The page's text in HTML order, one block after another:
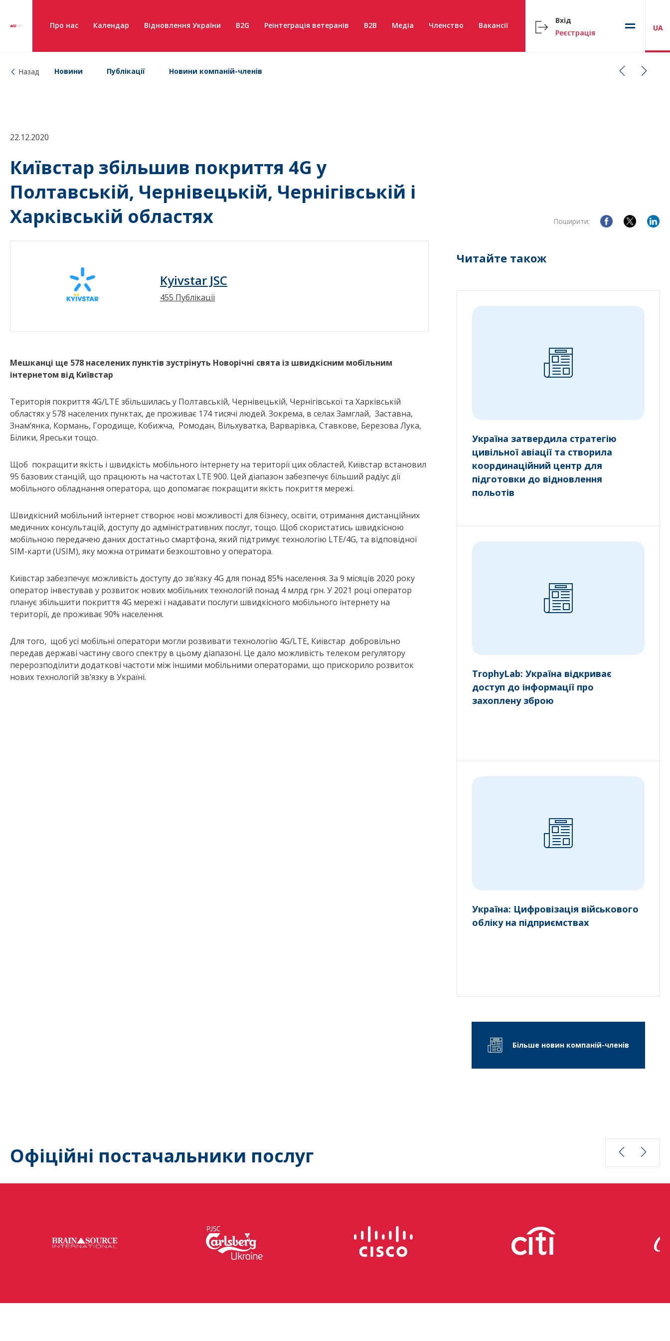
Про нас Календар Відновлення України B2G Реінтеграція ветеранів B2B Медіа Членство Вакансії
Вхід
Реєстрація
UA
Назад Новини Публікації Новини компаній-членів
22.12.2020
Київстар збільшив покриття 4G у
Полтавській, Чернівецькій, Чернігівській і
Харківській областях
Поширити:
Kyivstar JSC
455 Публікації
Мешканці ще 578 населених пунктів зустрінуть Новорічні свята із швидкісним мобільним
інтернетом від Київстар
Територія покриття 4G/LTE збільшилась у Полтавській, Чернівецькій, Чернігівської та Харківській
областях у 578 населених пунктах, де проживає 174 тисячі людей. Зокрема, в селах Замглай, Заставна,
Знам’янка, Кормань, Городище, Кобижча, Ромодан, Вільхуватка, Варварівка, Ставкове, Березова Лука,
Білики, Яреськи тощо.
Щоб покращити якість і швидкість мобільного інтернету на території цих областей, Київстар встановил
95 базових станцій, що працюють на частотах LTE 900. Цей діапазон забезпечує більший радіус дії
мобільного обладнання оператора, що допомагає покращити якість покриття мережі.
Швидкісний мобільний інтернет створює нові можливості для бізнесу, освіти, отримання дистанційних
медичних консультацій, доступу до адміністративних послуг, тощо. Щоб скористатись швидкісною
мобільною передачею даних достатньо смартфона, який підтримує технологію LTE/4G, та відповідної
SIM-карти (USIM), яку можна отримати безкоштовно у оператора.
Київстар забезпечує можливість доступу до зв’язку 4G для понад 85% населення. За 9 місяців 2020 року
оператор інвестував у розвиток нових мобільних технологій понад 4 млрд грн. У 2021 році оператор
планує збільшити покриття 4G мережі і надавати послуги швидкісного мобільного інтернету на
території, де проживає 90% населення.
Для того, щоб усі мобільні оператори могли розвивати технологію 4G/LTE, Київстар добровільно
передав державі частину свого спектру в цьому діапазоні. Це дало можливість телеком регулятору
перерозподілити додаткові частоти між іншими мобільними операторами, що прискорило розвиток
нових технологій зв’язку в Україні.
Читайте також
Україна затвердила стратегію
цивільної авіації та створила
координаційний центр для
підготовки до відновлення
польотів
TrophyLab: Україна відкриває
доступ до інформації про
захоплену зброю
Україна: Цифровізація військового
обліку на підприємствах
Більше новин компаній-членів
Офіційні постачальники послуг